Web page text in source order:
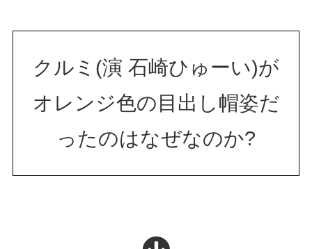
クルミ(演 石崎ひゅーい)が
オレンジ色の目出し帽姿だ
ったのはなぜなのか?